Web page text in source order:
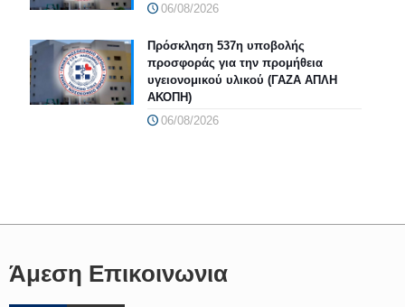
06/08/2026
Πρόσκληση 537η υποβολής
προσφοράς για την προμήθεια
υγειονομικού υλικού (ΓΑΖΑ ΑΠΛΗ
ΑΚΟΠΗ)
06/08/2026
Άμεση Επικοινωνια